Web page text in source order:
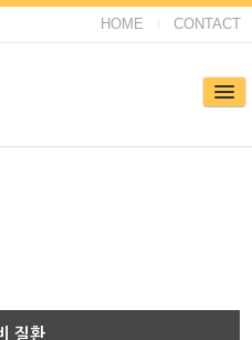
HOME CONTACT
질환